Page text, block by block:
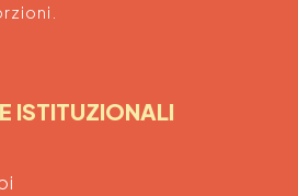
ISTITUZIONALI